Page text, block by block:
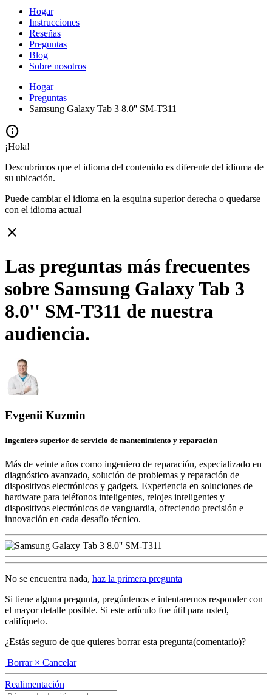
Hogar
Instrucciones
Reseñas
Preguntas
Blog
Sobre nosotros
Hogar
Preguntas
Samsung Galaxy Tab 3 8.0'' SM-T311
info
¡Hola!
Descubrimos que el idioma del contenido es diferente del idioma de
su ubicación.
Puede cambiar el idioma en la esquina superior derecha o quedarse
con el idioma actual
close
Las preguntas más frecuentes
sobre Samsung Galaxy Tab 3
8.0'' SM-T311 de nuestra
audiencia.
Evgenii Kuzmin
Ingeniero superior de servicio de mantenimiento y reparación
Más de veinte años como ingeniero de reparación, especializado en
diagnóstico avanzado, solución de problemas y reparación de
dispositivos electrónicos y gadgets. Experiencia en soluciones de
hardware para teléfonos inteligentes, relojes inteligentes y
dispositivos electrónicos de vanguardia, ofreciendo precisión e
innovación en cada desafío técnico.
No se encuentra nada, haz la primera pregunta
Si tiene alguna pregunta, pregúntenos e intentaremos responder con
el mayor detalle posible. Si este artículo fue útil para usted,
califíquelo.
¿Estás seguro de que quieres borrar esta pregunta(comentario)?
Borrar × Cancelar
Realimentación